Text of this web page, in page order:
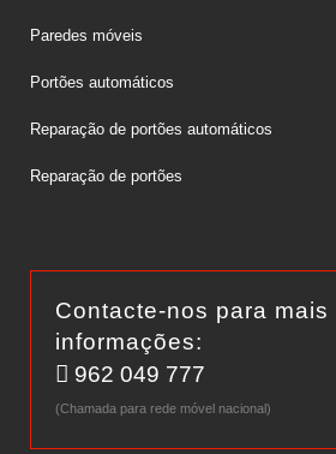
Paredes móveis
Portões automáticos
Reparação de portões automáticos
Reparação de portões
Contacte-nos para mais
informações:
962 049 777
(Chamada para rede móvel nacional)